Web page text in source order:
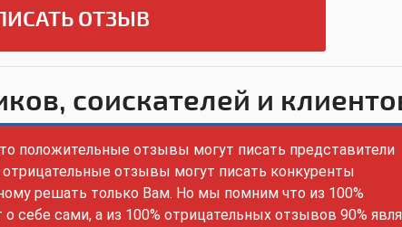
ОТЗЫВ
соискателей и
положительные отзывы могут писать представители
отзывы могут писать конкуренты
решать только Вам. Но мы помним что из 100%
себе сами, а из 100% отрицательных отзывов 90%